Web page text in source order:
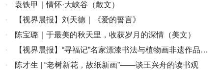
·
袁铁甲｜情怀·大峡谷（散文）
·
【视界晨报】刘天德｜《爱的誓言》
·
陈宝璐｜于最美的秋天里，收获岁月的深情（美文）
·
【视界晨报】“寻福记”名家漂漆书法与植物画非遗作品展
在福州成功举办
·
陈才生 | “老树新花，故纸新画”——谈王兴舟的读书观